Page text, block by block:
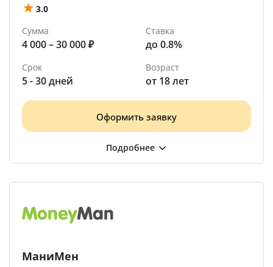
3.0
Сумма
4 000 – 30 000 ₽
Ставка
до 0.8%
Срок
5 - 30 дней
Возраст
от 18 лет
Оформить заявку
МаниМен